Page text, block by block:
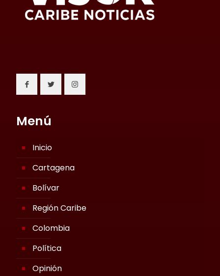
Menú
Inicio
Cartagena
Bolívar
Región Caribe
Colombia
Política
Opinión